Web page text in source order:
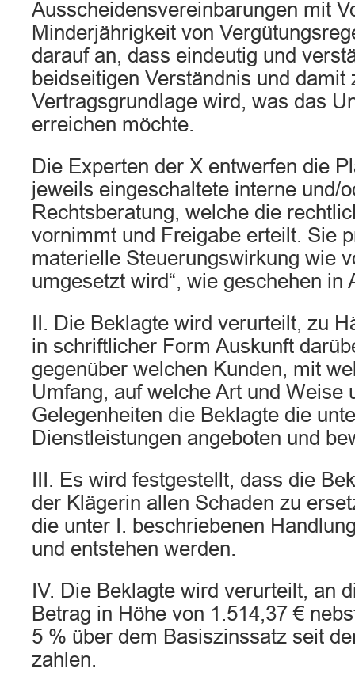
Ausscheidensvereinbarungen mit
Minderjährigkeit von
darauf an, dass eindeutig und
beidseitigen Verständnis und damit
Vertragsgrundlage wird, was das
erreichen möchte.
Die Experten der X entwerfen die
jeweils eingeschaltete interne und/
Rechtsberatung, welche die
vornimmt und Freigabe erteilt. Sie
materielle Steuerungswirkung wie
umgesetzt wird“, wie geschehen in
II. Die Beklagte wird verurteilt, zu
in schriftlicher Form Auskunft
gegenüber welchen Kunden, mit
Umfang, auf welche Art und Weise
Gelegenheiten die Beklagte die
Dienstleistungen angeboten und
III. Es wird festgestellt, dass die
der Klägerin allen Schaden zu
die unter I. beschriebenen
und entstehen werden.
IV. Die Beklagte wird verurteilt, an
Betrag in Höhe von 1.514,37 €
5 % über dem Basiszinssatz seit
zahlen.